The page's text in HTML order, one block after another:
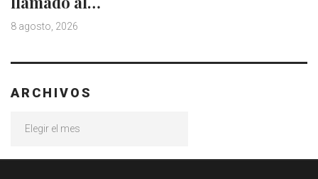
8 agosto, 2026
ARCHIVOS